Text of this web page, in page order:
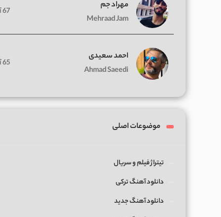
مهراد جم
Mehraad Jam
67 آهنگ
احمد سعیدی
Ahmad Saeedi
65 آهنگ
موضوعات اصلی
تیتراژ فیلم و سریال
دانلود آهنگ ترکی
دانلود آهنگ جدید